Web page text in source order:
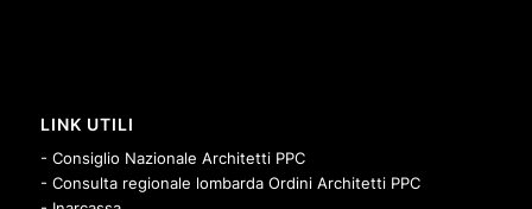
LINK UTILI
- Consiglio Nazionale Architetti PPC
- Consulta regionale lombarda Ordini Architetti PPC